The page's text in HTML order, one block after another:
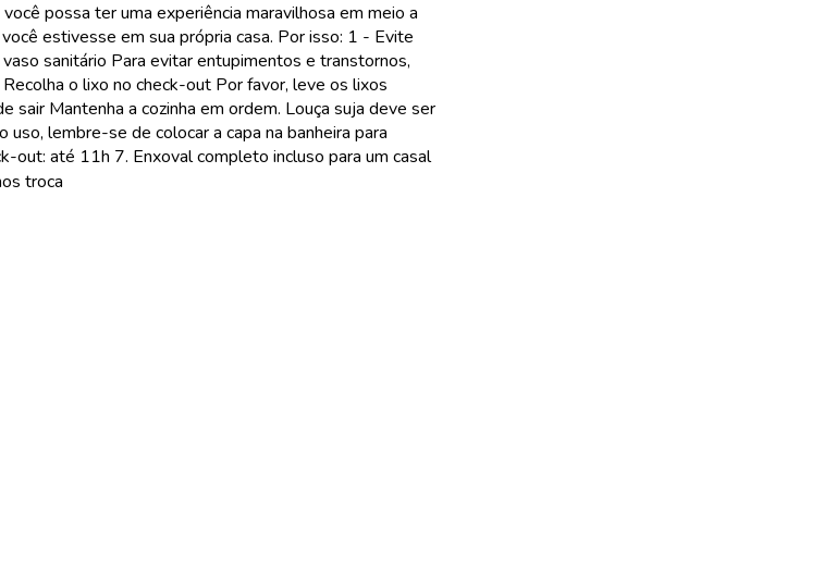
possa ter uma experiência maravilhosa em meio a
estivesse em sua própria casa. Por isso: 1 - Evite
sanitário Para evitar entupimentos e transtornos,
o lixo no check-out Por favor, leve os lixos
sair Mantenha a cozinha em ordem. Louça suja deve ser
lembre-se de colocar a capa na banheira para
out: até 11h 7. Enxoval completo incluso para um casal
troca